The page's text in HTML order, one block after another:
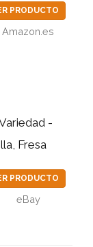
PRODUCTO
Amazon.es
-
Fresa
PRODUCTO
eBay